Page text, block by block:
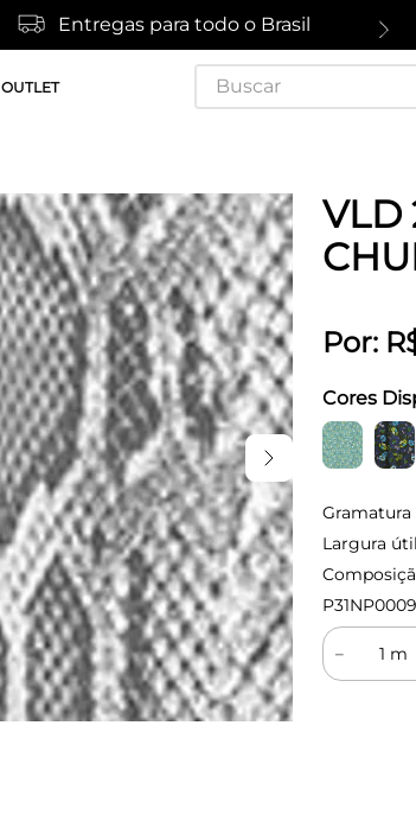
Entregas para todo o Brasil
OUTLET
Buscar
VLD
Por:
Cores
Largura
－